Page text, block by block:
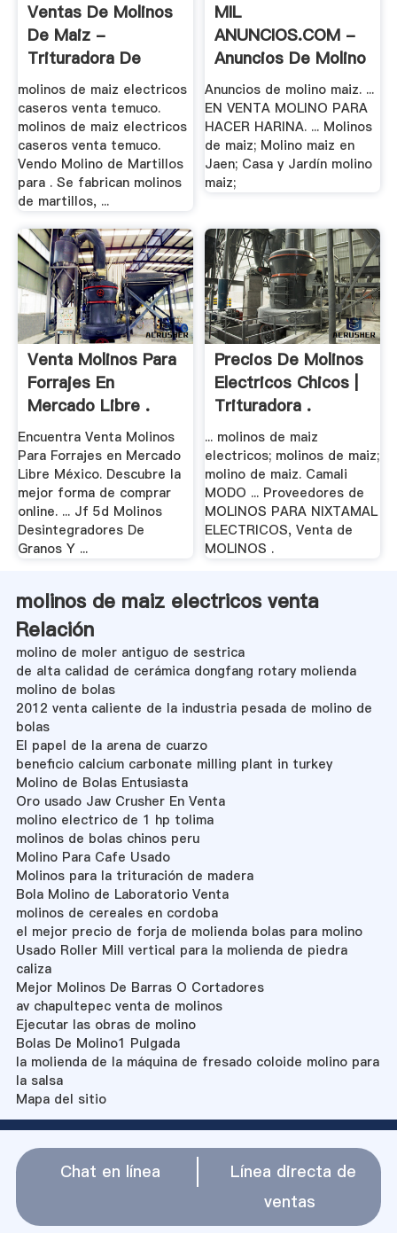
Ventas De Molinos
De Maiz -
Trituradora De
Cono
molinos de maiz electricos
caseros venta temuco.
molinos de maiz electricos
caseros venta temuco.
Vendo Molino de Martillos
para . Se fabrican molinos
de martillos, ...
MIL
ANUNCIOS.COM -
Anuncios De Molino
Maiz .
Anuncios de molino maiz. ...
EN VENTA MOLINO PARA
HACER HARINA. ... Molinos
de maiz; Molino maiz en
Jaen; Casa y Jardín molino
maiz;
Venta Molinos Para
Forrajes En
Mercado Libre .
Encuentra Venta Molinos
Para Forrajes en Mercado
Libre México. Descubre la
mejor forma de comprar
online. ... Jf 5d Molinos
Desintegradores De
Granos Y ...
Precios De Molinos
Electricos Chicos |
Trituradora .
... molinos de maiz
electricos; molinos de maiz;
molino de maiz. Camali
MODO ... Proveedores de
MOLINOS PARA NIXTAMAL
ELECTRICOS, Venta de
MOLINOS .
molinos de maiz electricos venta
Relación
molino de moler antiguo de sestrica
de alta calidad de cerámica dongfang rotary molienda
molino de bolas
2012 venta caliente de la industria pesada de molino de
bolas
El papel de la arena de cuarzo
beneficio calcium carbonate milling plant in turkey
Molino de Bolas Entusiasta
Oro usado Jaw Crusher En Venta
molino electrico de 1 hp tolima
molinos de bolas chinos peru
Molino Para Cafe Usado
Molinos para la trituración de madera
Bola Molino de Laboratorio Venta
molinos de cereales en cordoba
el mejor precio de forja de molienda bolas para molino
Usado Roller Mill vertical para la molienda de piedra
caliza
Mejor Molinos De Barras O Cortadores
av chapultepec venta de molinos
Ejecutar las obras de molino
Bolas De Molino1 Pulgada
la molienda de la máquina de fresado coloide molino para
la salsa
Mapa del sitio
Chat en línea
Línea directa de
ventas